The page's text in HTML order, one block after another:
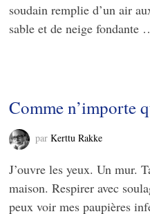
soudain remplie d’un air
sable et de neige fondante
Comme n’importe
parKerttu Rakke
J’ouvre les yeux. Un mur.
maison. Respirer avec
peux voir mes paupières